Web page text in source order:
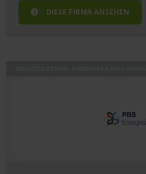
DIESE FIRMA ANSEHEN